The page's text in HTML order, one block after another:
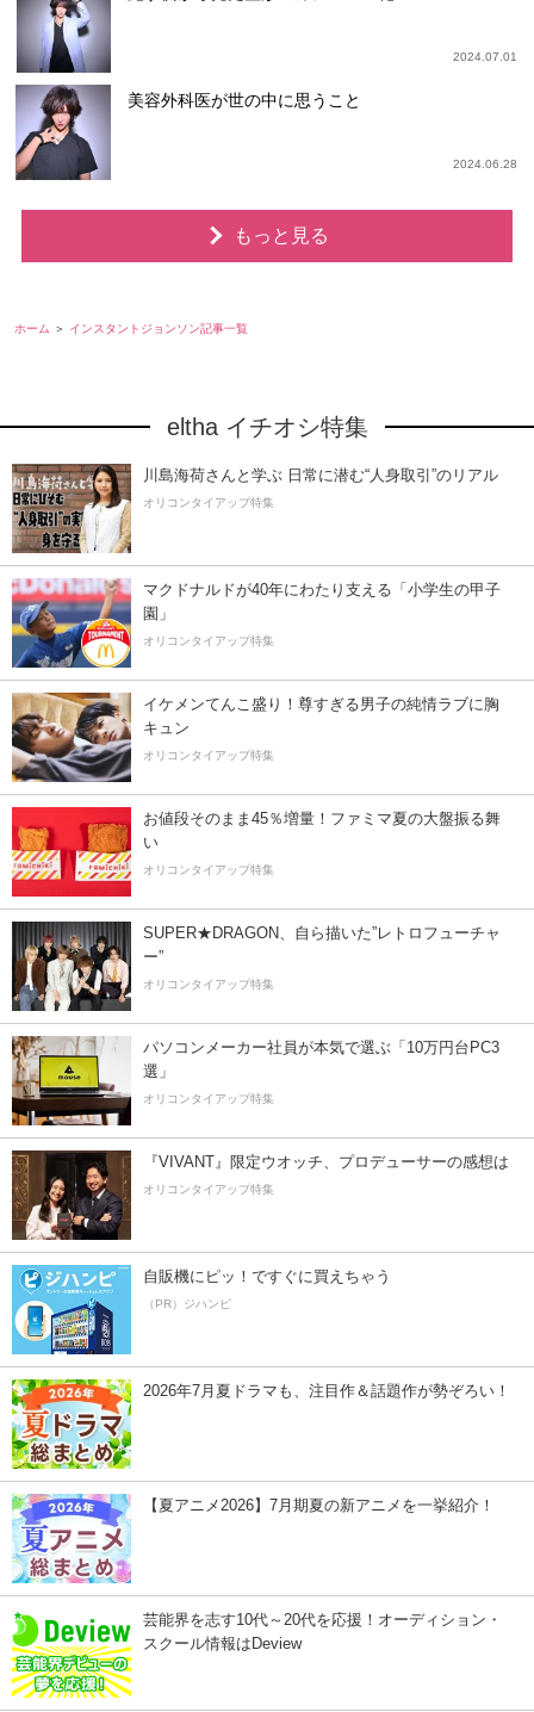
2024.07.01
美容外科医が世の中に思うこと
2024.06.28
もっと見る
ホーム インスタントジョンソン記事一覧
eltha イチオシ特集
川島海荷さんと学ぶ 日常に潜む“人身取引”のリアル
オリコンタイアップ特集
マクドナルドが40年にわたり支える「小学生の甲子
園」
オリコンタイアップ特集
イケメンてんこ盛り！尊すぎる男子の純情ラブに胸
キュン
オリコンタイアップ特集
お値段そのまま45％増量！ファミマ夏の大盤振る舞
い
オリコンタイアップ特集
SUPER★DRAGON、自ら描いた”レトロフューチャ
ー”
オリコンタイアップ特集
パソコンメーカー社員が本気で選ぶ「10万円台PC3
選」
オリコンタイアップ特集
『VIVANT』限定ウオッチ、プロデューサーの感想は
オリコンタイアップ特集
自販機にピッ！ですぐに買えちゃう
（PR）ジハンピ
2026年7月夏ドラマも、注目作＆話題作が勢ぞろい！
【夏アニメ2026】7月期夏の新アニメを一挙紹介！
芸能界を志す10代～20代を応援！オーディション・
スクール情報はDeview